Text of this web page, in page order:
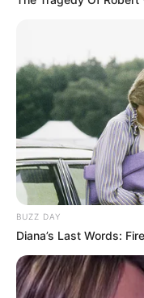
BUZZ DAY
Diana’s Last Words: